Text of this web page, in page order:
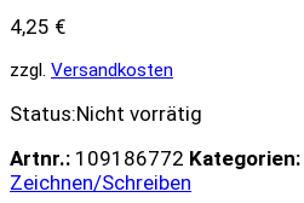
4,25 €
zzgl. Versandkosten
Status:Nicht vorrätig
Artnr.: 109186772 Kategorien:
Zeichnen/Schreiben